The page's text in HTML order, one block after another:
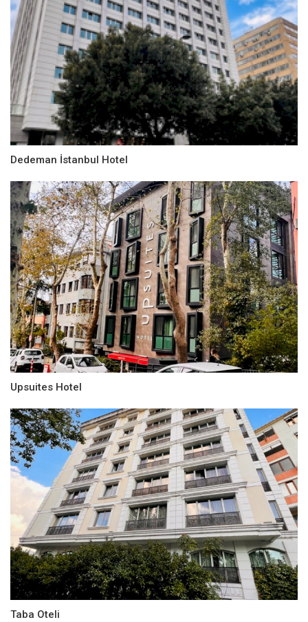
Dedeman İstanbul Hotel
Upsuites Hotel
Taba Oteli